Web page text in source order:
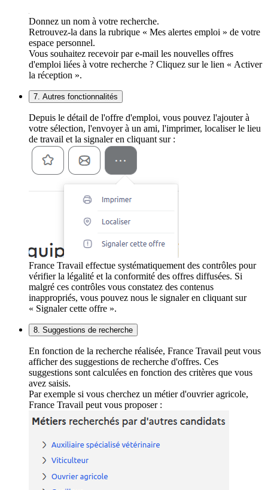
Donnez un nom à votre recherche.
Retrouvez-la dans la rubrique « Mes alertes emploi » de votre
espace personnel.
Vous souhaitez recevoir par e-mail les nouvelles offres
d'emploi liées à votre recherche ? Cliquez sur le lien « Activer
la réception ».
7. Autres fonctionnalités
Depuis le détail de l'offre d'emploi, vous pouvez l'ajouter à
votre sélection, l'envoyer à un ami, l'imprimer, localiser le lieu
de travail et la signaler en cliquant sur :
France Travail effectue systématiquement des contrôles pour
vérifier la légalité et la conformité des offres diffusées. Si
malgré ces contrôles vous constatez des contenus
inappropriés, vous pouvez nous le signaler en cliquant sur
« Signaler cette offre ».
8. Suggestions de recherche
En fonction de la recherche réalisée, France Travail peut vous
afficher des suggestions de recherche d'offres. Ces
suggestions sont calculées en fonction des critères que vous
avez saisis.
Par exemple si vous cherchez un métier d'ouvrier agricole,
France Travail peut vous proposer :